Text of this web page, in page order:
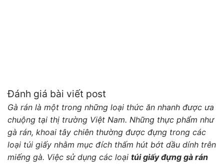
Đánh giá bài viết post
Gà rán là một trong những loại thức ăn nhanh được ưa
chuộng tại thị trường Việt Nam. Những thực phẩm như
gà rán, khoai tây chiên thường được đựng trong các
loại túi giấy nhằm mục đích thấm hút bớt dầu dính trên
miếng gà. Việc sử dụng các loại túi giấy đựng gà rán